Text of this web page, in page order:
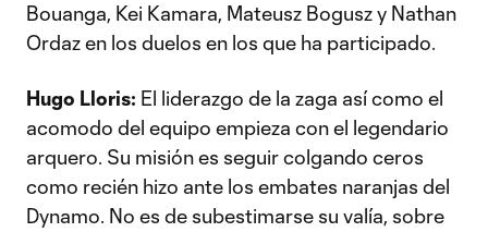
Bouanga, Kei Kamara, Mateusz Bogusz y Nathan
Ordaz en los duelos en los que ha participado.
Hugo Lloris: El liderazgo de la zaga así como el
acomodo del equipo empieza con el legendario
arquero. Su misión es seguir colgando ceros
como recién hizo ante los embates naranjas del
Dynamo. No es de subestimarse su valía, sobre